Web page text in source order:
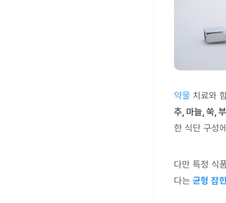
약물 치료와
추, 마늘, 쑥,
한 식단 구성
다만 특정 식
다는 균형 잡